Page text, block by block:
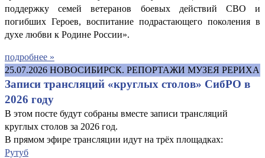
поддержку семей ветеранов боевых действий СВО и
погибших Героев, воспитание подрастающего поколения в
духе любви к Родине России».
подробнее »
25.07.2026 НОВОСИБИРСК. РЕПОРТАЖИ МУЗЕЯ РЕРИХА
Записи трансляций «круглых столов» СибРО в
2026 году
В этом посте будут собраны вместе записи трансляций
круглых столов за 2026 год.
В прямом эфире трансляции идут на трёх площадках:
Рутуб